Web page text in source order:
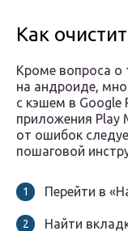
Как
Кроме вопроса о
на андроиде,
с кэшем в Google
приложения Play
от ошибок
пошаговой
Перейти в
Найти